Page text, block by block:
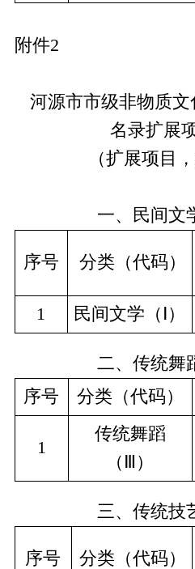
附件2
河源市市级非物质文
名录扩展
（扩展项目，
一、民间文
序号 分类（代码）
1 民间文学（Ⅰ）
二、传统舞
序号
分类（代码）
1
传统舞蹈
（Ⅲ）
三、传统技
序号 分类（代码）